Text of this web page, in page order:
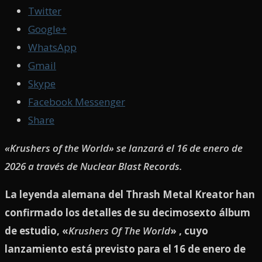
Twitter
Google+
WhatsApp
Gmail
Skype
Facebook Messenger
Share
«Krushers of the World» se lanzará el 16 de enero de
2026 a través de Nuclear Blast Records.
La leyenda alemana del Thrash Metal Kreator han
confirmado los detalles de su decimosexto álbum
de estudio, «Krushers Of The World» , cuyo
lanzamiento está previsto para el 16 de enero de